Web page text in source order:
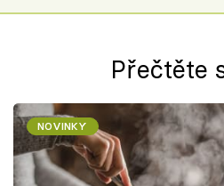
Přečtěte
NOVINKY